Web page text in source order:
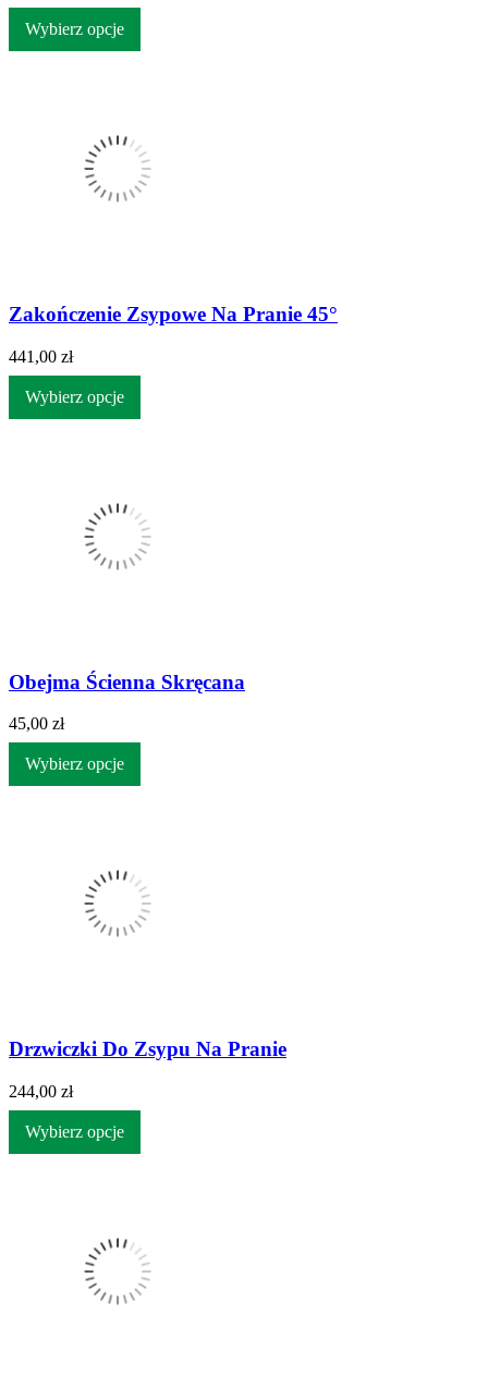
Wybierz opcje
Zakończenie Zsypowe Na Pranie 45°
441,00 zł
Wybierz opcje
Obejma Ścienna Skręcana
45,00 zł
Wybierz opcje
Drzwiczki Do Zsypu Na Pranie
244,00 zł
Wybierz opcje